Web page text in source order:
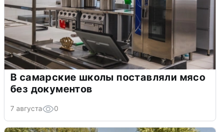
В самарские школы поставляли мясо
без документов
7 августа 0